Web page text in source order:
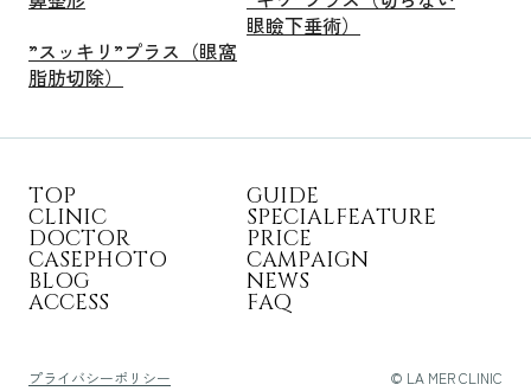
眼瞼下垂術）
”スッキリ”プラス（眼窩
脂肪切除）
TOP GUIDE
CLINIC SPECIALFEATURE
DOCTOR PRICE
CASEPHOTO CAMPAIGN
BLOG NEWS
ACCESS FAQ
プライバシーポリシー © LA MER CLINIC